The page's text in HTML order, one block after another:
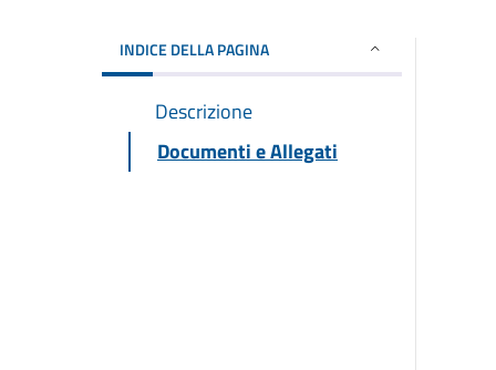
INDICE DELLA PAGINA
Descrizione
Documenti e Allegati